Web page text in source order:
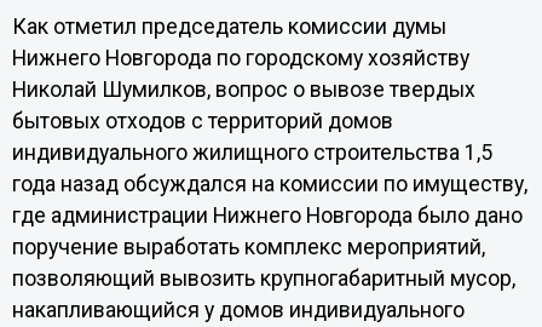
Как отметил председатель комиссии думы
Нижнего Новгорода по городскому хозяйству
Николай Шумилков, вопрос о вывозе твердых
бытовых отходов с территорий домов
индивидуального жилищного строительства 1,5
года назад обсуждался на комиссии по имуществу,
где администрации Нижнего Новгорода было дано
поручение выработать комплекс мероприятий,
позволяющий вывозить крупногабаритный мусор,
накапливающийся у домов индивидуального